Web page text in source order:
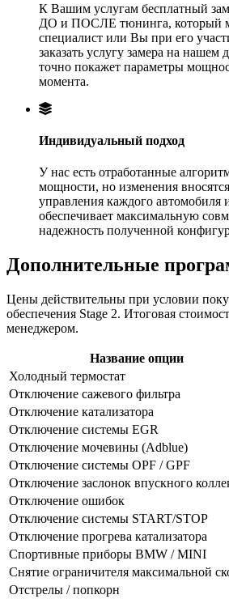
К Вашим услугам бесплатный
ДО и ПОСЛЕ тюнинга, который
специалист или Вы при его
заказать услугу замера на нашем
точно покажет параметры
момента.
Индивидуальный подход
У нас есть отработанные
мощности, но изменения
управления каждого автомобиля
обеспечивает максимальную
надежность полученной
Дополнительные
Цены действительны при условии
обеспечения Stage 2. Итоговая
менеджером.
Название опции
Холодный термостат
Отключение сажевого фильтра
Отключение катализатора
Отключение системы EGR
Отключение мочевины (Adblue)
Отключение системы OPF / GPF
Отключение заслонок впускного
Отключение ошибок
Отключение системы START/STOP
Отключение прогрева катализатора
Спортивные приборы BMW / MINI
Снятие ограничителя максимальной
Отстрелы / попкорн